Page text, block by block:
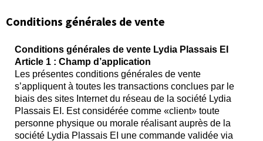
Conditions générales de vente
Conditions générales de vente Lydia Plassais EI
Article 1 : Champ d’application
Les présentes conditions générales de vente
s’appliquent à toutes les transactions conclues par le
biais des sites Internet du réseau de la société Lydia
Plassais EI. Est considérée comme «client» toute
personne physique ou morale réalisant auprès de la
société Lydia Plassais EI une commande validée via